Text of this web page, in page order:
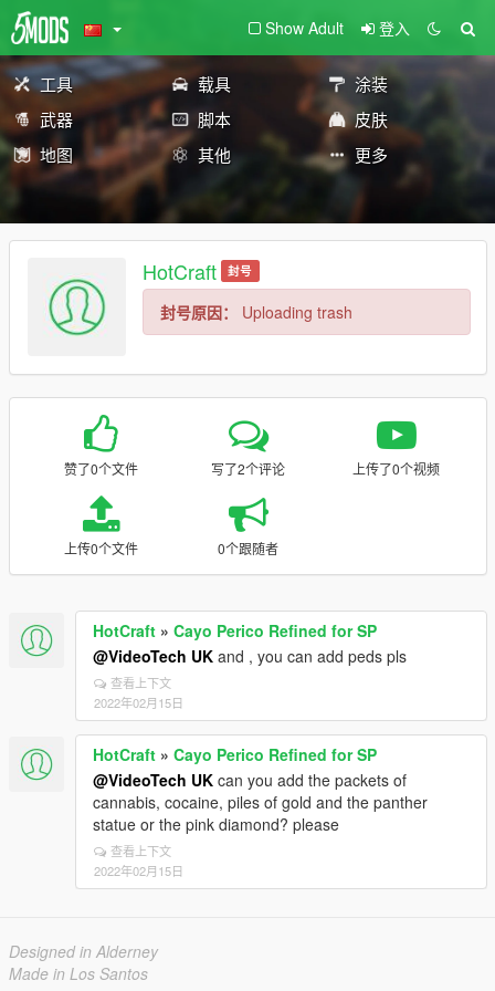
Show Adult 登入
工具 载具
涂装
武器
脚本
皮肤
地图
其他 更多
HotCraft 封号
封号原因： Uploading trash
赞了0个文件 写了2个评论 上传了0个视频
上传0个文件 0个跟随者
HotCraft » Cayo Perico Refined for SP
@VideoTech UK and , you can add peds pls
查看上下文
2022年02月15日
HotCraft » Cayo Perico Refined for SP
@VideoTech UK can you add the packets of
cannabis, cocaine, piles of gold and the panther
statue or the pink diamond? please
查看上下文
2022年02月15日
Designed in Alderney
Made in Los Santos